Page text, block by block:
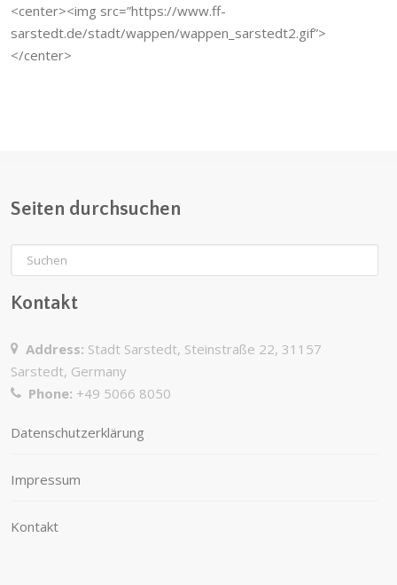
<center><img src=”https://www.ff-
sarstedt.de/stadt/wappen/wappen_sarstedt2.gif”>
</center>
Seiten durchsuchen
Kontakt
Address: Stadt Sarstedt, Steinstraße 22, 31157
Sarstedt, Germany
Phone: +49 5066 8050
Datenschutzerklärung
Impressum
Kontakt